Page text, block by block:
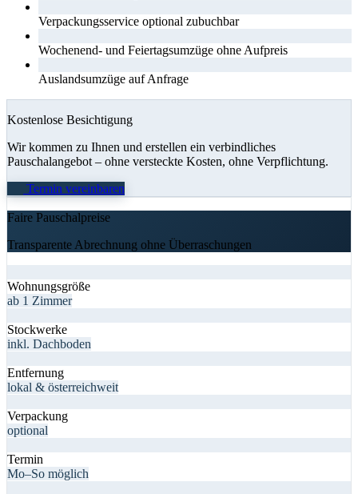
Verpackungsservice optional zubuchbar
Wochenend- und Feiertagsumzüge ohne Aufpreis
Auslandsumzüge auf Anfrage
Kostenlose Besichtigung
Wir kommen zu Ihnen und erstellen ein verbindliches
Pauschalangebot – ohne versteckte Kosten, ohne Verpflichtung.
Termin vereinbaren
Faire Pauschalpreise
Transparente Abrechnung ohne Überraschungen
Wohnungsgröße
ab 1 Zimmer
Stockwerke
inkl. Dachboden
Entfernung
lokal & österreichweit
Verpackung
optional
Termin
Mo–So möglich